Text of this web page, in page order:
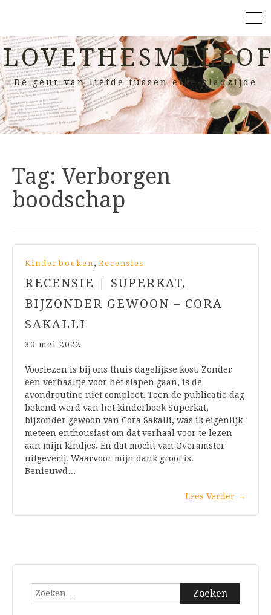
De geur van liefde tussen elke bladzijde
Tag: Verborgen
boodschap
Kinderboeken , Recensies
RECENSIE | SUPERKAT,
BIJZONDER GEWOON – CORA
SAKALLI
30 mei 2022
Voorlezen is bij ons thuis dagelijkse kost. Zonder
een verhaaltje voor het slapen gaan, is de
avondroutine niet compleet. Toen de publicatie dag
bekend werd van het kinderboek Superkat,
bijzonder gewoon van Cora Sakalli, was ik eigenlijk
meteen enthousiast om dat verhaal voor te lezen
aan mijn kindjes. En dat mocht van Overamster
uitgeverij. Waarvoor mijn dank groot is.
Benieuwd…
Lees Verder →
Zoeken